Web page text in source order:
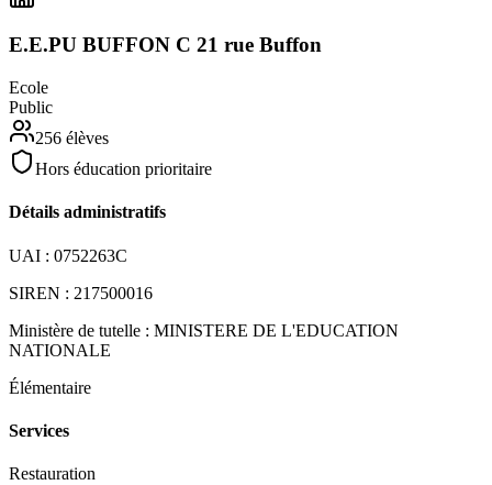
E.E.PU BUFFON C 21 rue Buffon
Ecole
Public
256 élèves
Hors éducation prioritaire
Détails administratifs
UAI : 0752263C
SIREN : 217500016
Ministère de tutelle : MINISTERE DE L'EDUCATION
NATIONALE
Élémentaire
Services
Restauration